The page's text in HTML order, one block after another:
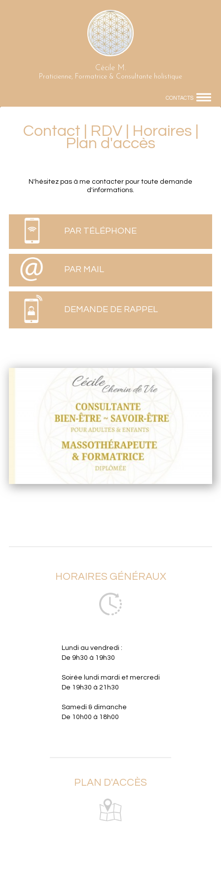
Cécile M.
Praticienne, Formatrice & Consultante holistique
CONTACTS
Contact | RDV | Horaires |
Plan d'accès
N'hésitez pas à me contacter pour toute demande
d'informations.
PAR TÉLÉPHONE
PAR MAIL
DEMANDE DE RAPPEL
HORAIRES GÉNÉRAUX
Lundi au vendredi :
De 9h30 à 19h30
Soirée lundi mardi et mercredi
De 19h30 à 21h30
Samedi & dimanche
De 10h00 à 18h00
PLAN D'ACCÈS